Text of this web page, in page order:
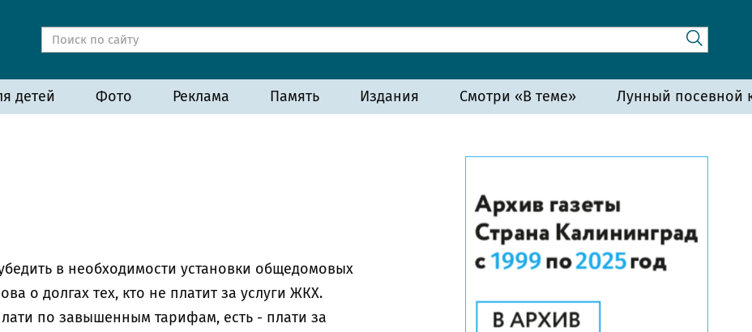
детей Фото Реклама Память Издания Смотри «В теме» Лунный посевной
в необходимости установки общедомовых
о долгах тех, кто не платит за услуги ЖКХ.
по завышенным тарифам, есть - плати за